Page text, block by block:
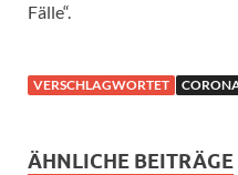
Fälle“.
VERSCHLAGWORTET
ÄHNLICHE BEITRÄGE